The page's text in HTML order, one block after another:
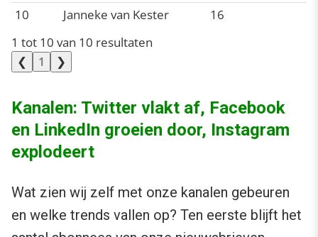
10
Janneke van Kester
16
1 tot 10 van 10 resultaten
❮
1 ❯
Kanalen: Twitter vlakt af, Facebook
en LinkedIn groeien door, Instagram
explodeert
Wat zien wij zelf met onze kanalen gebeuren
en welke trends vallen op? Ten eerste blijft het